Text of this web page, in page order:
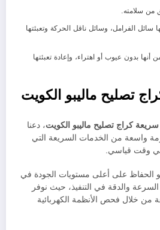
من سلامته.
الفرامل، وسائل ناقل الحركة وتعبئتها
أنها بدون عيوب أو اهتراء، وإعادة تعبئتها
تصليح ماليبو الكويت
كراج تصليح ماليبو الكويت، دعنا
واسعة من الخدمات السريعة التي
وقت قياسي.
الحفاظ على أعلى مستويات الجودة في
والدقة في التنفيذ، حيث نوفر
من خلال فحص الأنظمة الكهربائية